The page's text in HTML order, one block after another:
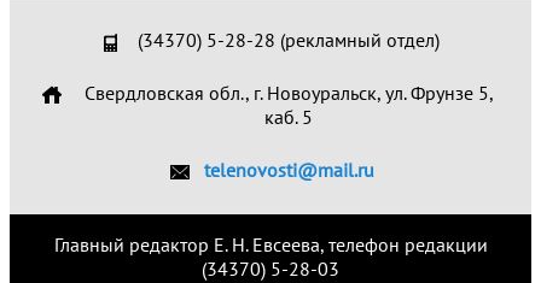
(34370) 5-28-28 (рекламный отдел)
Свердловская обл., г. Новоуральск, ул. Фрунзе 5,
каб. 5
telenovosti@mail.ru
Главный редактор Е. Н. Евсеева, телефон редакции
(34370) 5-28-03